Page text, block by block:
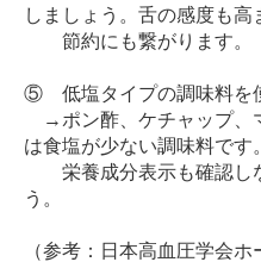
しましょう。舌の感度も高
節約にも繋がります。
⑤ 低塩タイプの調味料を
→ポン酢、ケチャップ、
は食塩が少ない調味料です。
栄養成分表示も確認し
う。
（参考：日本高血圧学会ホ